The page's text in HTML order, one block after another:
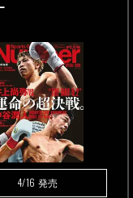
4/16 発売